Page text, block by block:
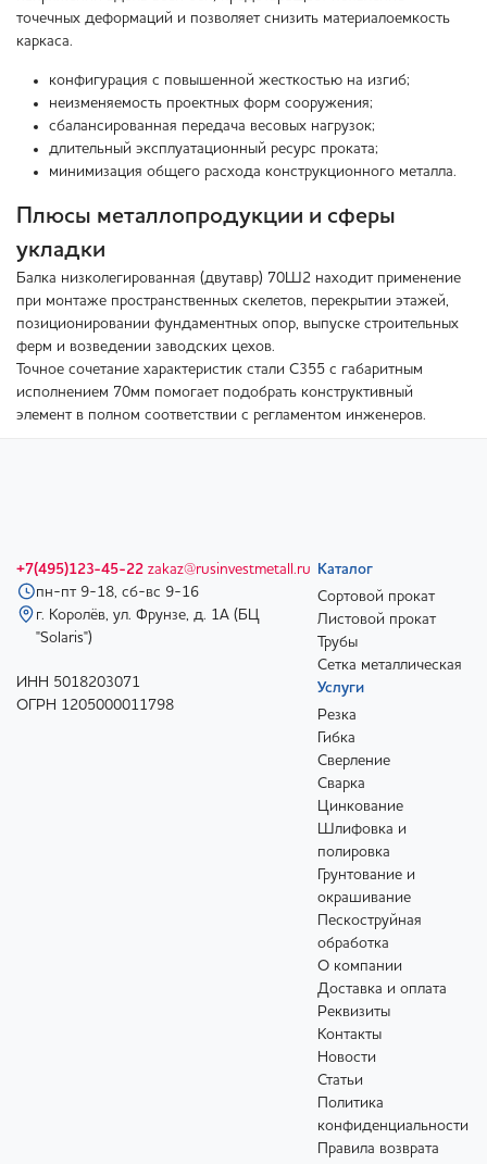
точечных деформаций и позволяет снизить материалоемкость
каркаса.
конфигурация с повышенной жесткостью на изгиб;
неизменяемость проектных форм сооружения;
сбалансированная передача весовых нагрузок;
длительный эксплуатационный ресурс проката;
минимизация общего расхода конструкционного металла.
Плюсы металлопродукции и сферы
укладки
Балка низколегированная (двутавр) 70Ш2 находит применение
при монтаже пространственных скелетов, перекрытии этажей,
позиционировании фундаментных опор, выпуске строительных
ферм и возведении заводских цехов.
Точное сочетание характеристик стали С355 с габаритным
исполнением 70мм помогает подобрать конструктивный
элемент в полном соответствии с регламентом инженеров.
+7(495)123-45-22 zakaz@rusinvestmetall.ru
пн-пт 9-18, сб-вс 9-16
г. Королёв, ул. Фрунзе, д. 1А (БЦ
"Solaris")
ИНН 5018203071
ОГРН 1205000011798
Каталог
Сортовой прокат
Листовой прокат
Трубы
Сетка металлическая
Услуги
Резка
Гибка
Сверление
Сварка
Цинкование
Шлифовка и
полировка
Грунтование и
окрашивание
Пескоструйная
обработка
О компании
Доставка и оплата
Реквизиты
Контакты
Новости
Статьи
Политика
конфиденциальности
Правила возврата